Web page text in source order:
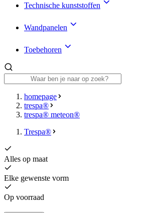
Technische kunststoffen
Wandpanelen
Toebehoren
homepage
trespa®
trespa® meteon®
Trespa®
Alles op maat
Elke gewenste vorm
Op voorraad